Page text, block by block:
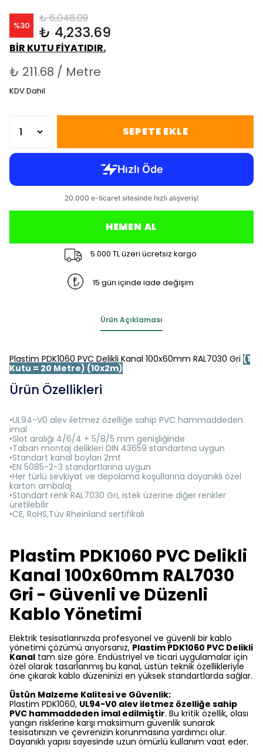
%30
₺ 6,048.09
₺ 4,233.69
BİR KUTU FİYATIDIR.
₺ 211.68 / Metre
KDV Dahil
SEPETE EKLE
HEMEN AL
5.000 TL üzeri ücretsiz kargo
15 gün içinde iade değişim
Ürün Açıklaması
Plastim PDK1060 PVC Delikli Kanal 100x60mm RAL7030 Gri (1
Kutu = 20 Metre) (10x2m)
Ürün Özellikleri
•UL94-V0 alev iletmez özelliğe sahip PVC hammaddeden
imal
•Slot aralığı 4/6/4 + 5/8/5 mm genişliğinde
•Taban montaj delikleri DIN 43659 standartına uygun
•Standart kanal boyları 2mt
•EN 5085-2-3 standartlarına uygun
•Her türlü sevkiyat ve depolama koşullarına dayanıklı özel
karton ambalaj
•Standart renk RAL7030 Gri, istek üzerine diğer renkler
üretilebilir
•CE, RoHS,Tüv Rheinland sertifikalı
Plastim PDK1060 PVC Delikli
Kanal 100x60mm RAL7030
Gri - Güvenli ve Düzenli
Kablo Yönetimi
Elektrik tesisatlarınızda profesyonel ve güvenli bir kablo
yönetimi çözümü arıyorsanız, Plastim PDK1060 PVC Delikli
Kanal tam size göre. Endüstriyel ve ticari uygulamalar için
özel olarak tasarlanmış bu kanal, üstün teknik özellikleriyle
öne çıkarak kablo düzeninizi en yüksek standartlarda sağlar.
Üstün Malzeme Kalitesi ve Güvenlik:
Plastim PDK1060, UL94-V0 alev iletmez özelliğe sahip
PVC hammaddeden imal edilmiştir. Bu kritik özellik, olası
yangın risklerine karşı maksimum güvenlik sunarak
tesisatınızın ve çevrenizin korunmasına yardımcı olur.
Dayanıklı yapısı sayesinde uzun ömürlü kullanım vaat eder.